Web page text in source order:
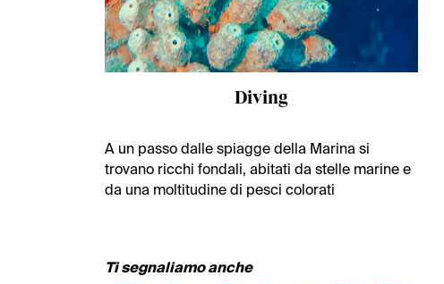
Diving
A un passo dalle spiagge della Marina si
trovano ricchi fondali, abitati da stelle marine e
da una moltitudine di pesci colorati
Ti segnaliamo anche